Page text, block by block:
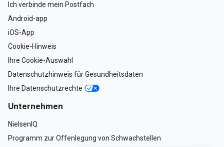
Ich verbinde mein Postfach
Android-app
iOS-App
Cookie-Hinweis
Ihre Cookie-Auswahl
Datenschutzhinweis für Gesundheitsdaten
Ihre Datenschutzrechte
Unternehmen
NielsenIQ
Programm zur Offenlegung von Schwachstellen